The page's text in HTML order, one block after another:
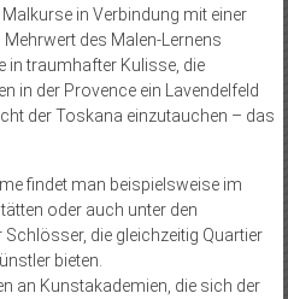
in Verbindung mit einer
des Malen-Lernens
in traumhafter Kulisse, die
in der Provence ein Lavendelfeld
der Toskana einzutauchen – das
findet man beispielsweise im
oder auch unter den
die gleichzeitig Quartier
bieten.
an Kunstakademien, die sich der